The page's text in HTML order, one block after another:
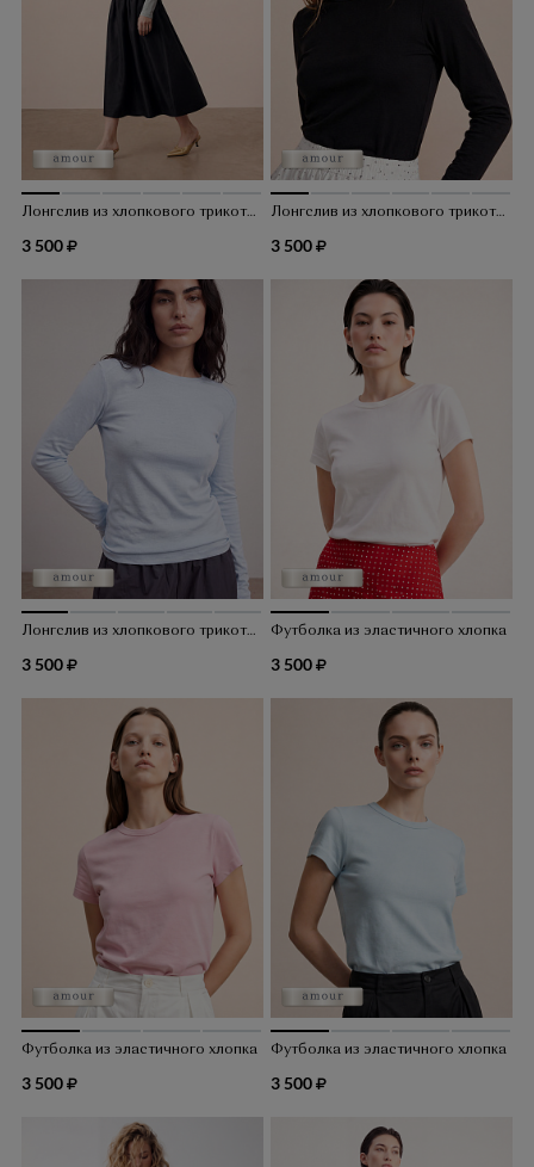
Лонгслив из хлопкового трикотажа
3 500
Лонгслив из хлопкового трикотажа
3 500
Лонгслив из хлопкового трикотажа
3 500
Футболка из эластичного хлопка
3 500
Футболка из эластичного хлопка
3 500
Футболка из эластичного хлопка
3 500